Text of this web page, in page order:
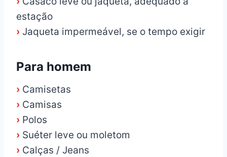
estação
› Jaqueta impermeável, se o tempo exigir
Para homem
› Camisetas
› Camisas
› Polos
› Suéter leve ou moletom
› Calças / Jeans